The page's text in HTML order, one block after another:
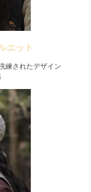
エット
練されたデザイン